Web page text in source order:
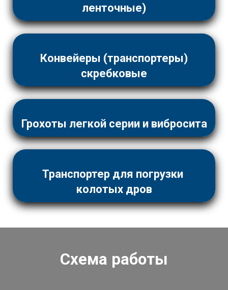
ленточные)
Конвейеры (транспортеры)
скребковые
Грохоты легкой серии и вибросита
Транспортер для погрузки
колотых дров
Схема работы